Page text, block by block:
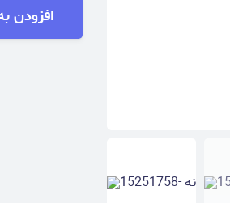
افزودن